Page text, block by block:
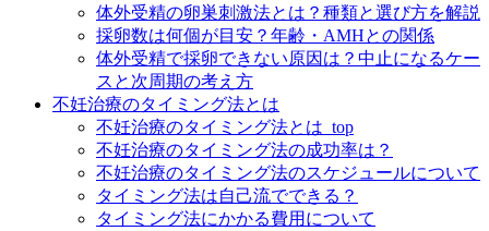
体外受精の卵巣刺激法とは？種類と選び方を解説
採卵数は何個が目安？年齢・AMHとの関係
体外受精で採卵できない原因は？中止になるケー
スと次周期の考え方
不妊治療のタイミング法とは
不妊治療のタイミング法とは_top
不妊治療のタイミング法の成功率は？
不妊治療のタイミング法のスケジュールについて
タイミング法は自己流でできる？
タイミング法にかかる費用について